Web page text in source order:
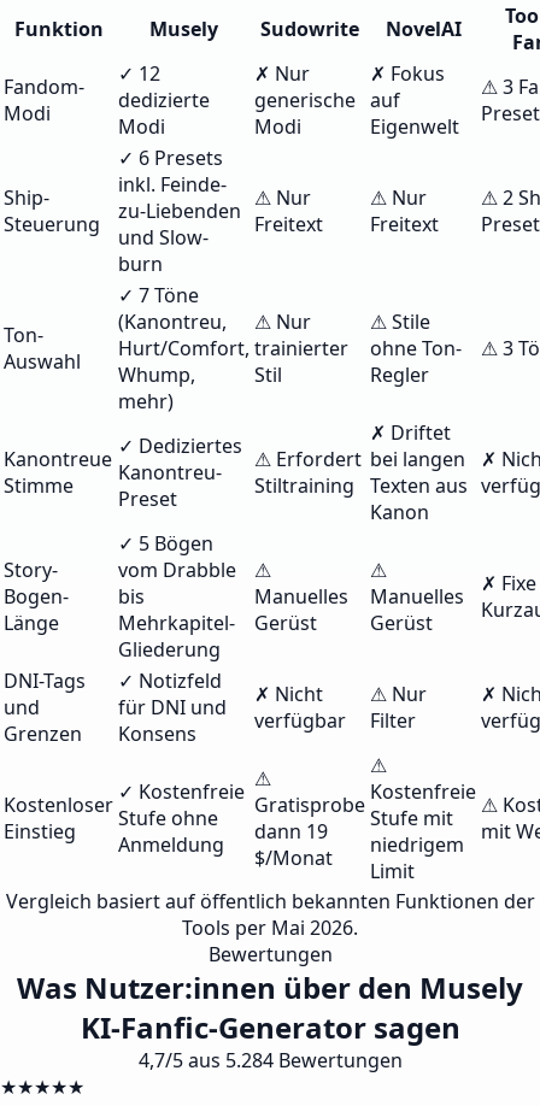
Funktion Musely Sudowrite NovelAI
Fandom-
Modi
✓ 12
dedizierte
Modi
✗ Nur
generische
Modi
✗ Fokus
auf
Eigenwelt
⚠ 3
Ship-
Steuerung
✓ 6 Presets
inkl. Feinde-
zu-Liebenden
und Slow-
burn
⚠ Nur
Freitext
⚠ Nur
Freitext
⚠ 2
Ton-
Auswahl
✓ 7 Töne
(Kanontreu,
Hurt/Comfort,
Whump,
mehr)
⚠ Nur
trainierter
Stil
⚠ Stile
ohne Ton-
Regler
⚠ 3
Kanontreue
Stimme
✓ Dediziertes
Kanontreu-
Preset
⚠ Erfordert
Stiltraining
✗ Driftet
bei langen
Texten aus
Kanon
✗
Story-
Bogen-
Länge
✓ 5 Bögen
vom Drabble
bis
Mehrkapitel-
Gliederung
⚠
Manuelles
Gerüst
⚠
Manuelles
Gerüst
✗ Fixe
DNI-Tags
und
Grenzen
✓ Notizfeld
für DNI und
Konsens
✗ Nicht
verfügbar
⚠ Nur
Filter
✗
Kostenloser
Einstieg
✓ Kostenfreie
Stufe ohne
Anmeldung
⚠
Gratisprobe
dann 19
$/Monat
⚠
Kostenfreie
Stufe mit
niedrigem
Limit
⚠
mit
Vergleich basiert auf öffentlich bekannten Funktionen der
Tools per Mai 2026.
Bewertungen
Was Nutzer:innen über den Musely
KI-Fanfic-Generator sagen
4,7/5 aus 5.284 Bewertungen
★★★★★